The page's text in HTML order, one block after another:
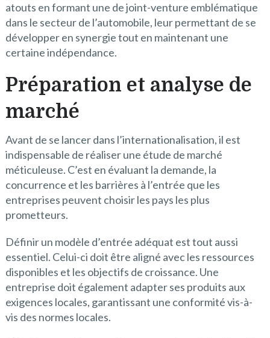
atouts en formant une de joint-venture emblématique
dans le secteur de l’automobile, leur permettant de se
développer en synergie tout en maintenant une
certaine indépendance.
Préparation et analyse de
marché
Avant de se lancer dans l’internationalisation, il est
indispensable de réaliser une étude de marché
méticuleuse. C’est en évaluant la demande, la
concurrence et les barrières à l’entrée que les
entreprises peuvent choisir les pays les plus
prometteurs.
Définir un modèle d’entrée adéquat est tout aussi
essentiel. Celui-ci doit être aligné avec les ressources
disponibles et les objectifs de croissance. Une
entreprise doit également adapter ses produits aux
exigences locales, garantissant une conformité vis-à-
vis des normes locales.